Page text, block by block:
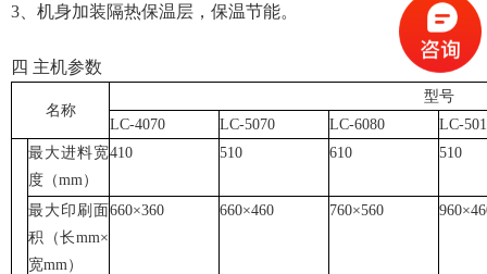
3、机身加装隔热保温层，保温节能。
四 主机参数
名称
型号
LC-4070
LC-5070 LC-6080 LC-
最大进料宽
度（mm）
410 510 610 510
最大印刷面
积（长mm×
宽mm）
660×360 660×460 760×560